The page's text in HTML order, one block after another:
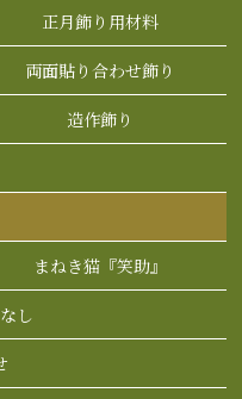
正月飾り用材料
両面貼り合わせ飾り
造作飾り
まねき猫『笑助』
し